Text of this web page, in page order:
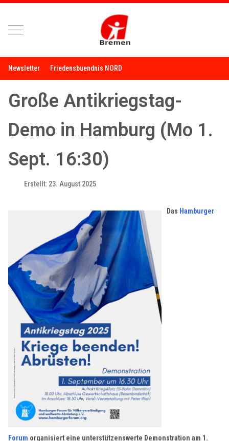
Mobile Menu Toggle
Newsletter Friedensbuendnis NORD
Große Antikriegstag-
Demo in Hamburg (Mo 1.
Sept. 16:30)
Erstellt: 23. August 2025
Das Hamburger
Forum organisiert eine unterstützenswerte Demonstrationam 1.